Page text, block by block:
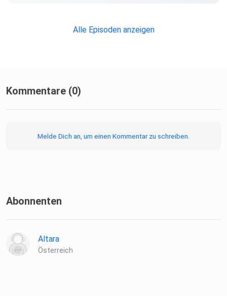
Alle Episoden anzeigen
Kommentare (0)
Melde Dich an, um einen Kommentar zu schreiben.
Abonnenten
Altara
Österreich